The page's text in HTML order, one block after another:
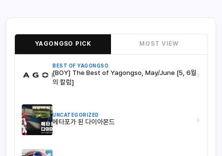
YAGONGSO PICK MOST VIEW
BEST OF YAGONGSO
[BOY] The Best of Yagongso, May/June [5, 6월
의 칼럼]
›
UNCATEGORIZED
메타포가 된 다이아몬드 ›